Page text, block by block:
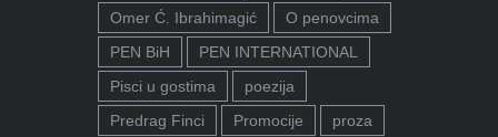
Omer Ć. Ibrahimagić
O penovcima
PEN BiH
PEN INTERNATIONAL
Pisci u gostima
poezija
Predrag Finci
Promocije
proza